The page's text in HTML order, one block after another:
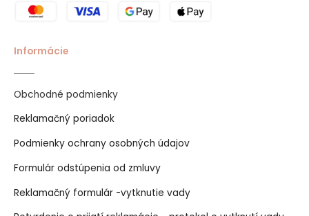
Informácie
Obchodné podmienky
Reklamačný poriadok
Podmienky ochrany osobných údajov
Formulár odstúpenia od zmluvy
Reklamačný formulár -vytknutie vady